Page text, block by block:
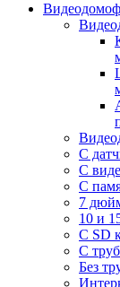
С
С
C
7
10 и
С SD
С
Без